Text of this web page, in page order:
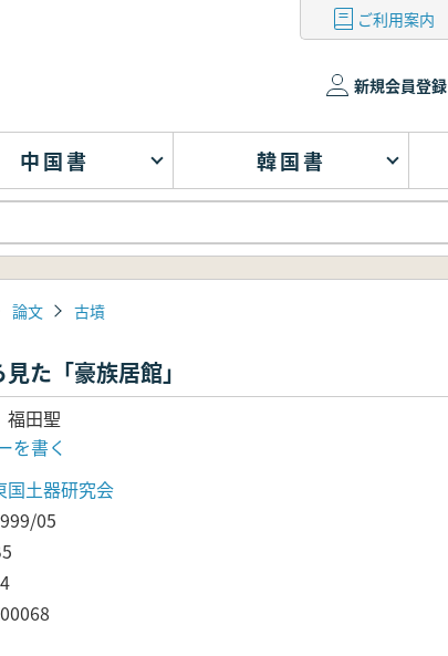
ご利用案内
新規会員登録
中国書 韓国書
論文 古墳
た「豪族居館」
田聖
を書く
国土器研究会
05